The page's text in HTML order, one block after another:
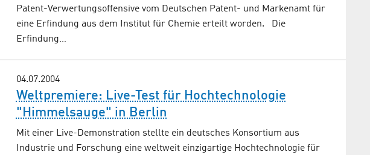
Patent-Verwertungsoffensive vom Deutschen Patent- und Markenamt für
eine Erfindung aus dem Institut für Chemie erteilt worden. Die
Erfindung…
04.07.2004
Weltpremiere: Live-Test für Hochtechnologie
"Himmelsauge" in Berlin
Mit einer Live-Demonstration stellte ein deutsches Konsortium aus
Industrie und Forschung eine weltweit einzigartige Hochtechnologie für